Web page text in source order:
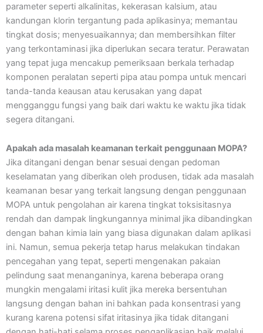
parameter seperti alkalinitas, kekerasan kalsium, atau
kandungan klorin tergantung pada aplikasinya; memantau
tingkat dosis; menyesuaikannya; dan membersihkan filter
yang terkontaminasi jika diperlukan secara teratur. Perawatan
yang tepat juga mencakup pemeriksaan berkala terhadap
komponen peralatan seperti pipa atau pompa untuk mencari
tanda-tanda keausan atau kerusakan yang dapat
mengganggu fungsi yang baik dari waktu ke waktu jika tidak
segera ditangani.
Apakah ada masalah keamanan terkait penggunaan MOPA?
Jika ditangani dengan benar sesuai dengan pedoman
keselamatan yang diberikan oleh produsen, tidak ada masalah
keamanan besar yang terkait langsung dengan penggunaan
MOPA untuk pengolahan air karena tingkat toksisitasnya
rendah dan dampak lingkungannya minimal jika dibandingkan
dengan bahan kimia lain yang biasa digunakan dalam aplikasi
ini. Namun, semua pekerja tetap harus melakukan tindakan
pencegahan yang tepat, seperti mengenakan pakaian
pelindung saat menanganinya, karena beberapa orang
mungkin mengalami iritasi kulit jika mereka bersentuhan
langsung dengan bahan ini bahkan pada konsentrasi yang
kurang karena potensi sifat iritasinya jika tidak ditangani